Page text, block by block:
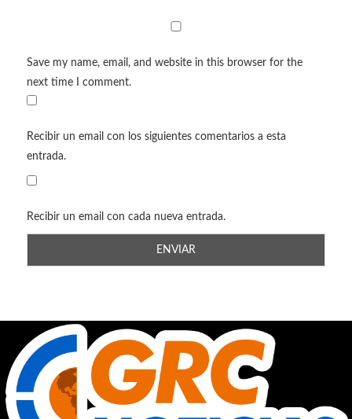
Save my name, email, and website in this browser for the
next time I comment.
Recibir un email con los siguientes comentarios a esta
entrada.
Recibir un email con cada nueva entrada.